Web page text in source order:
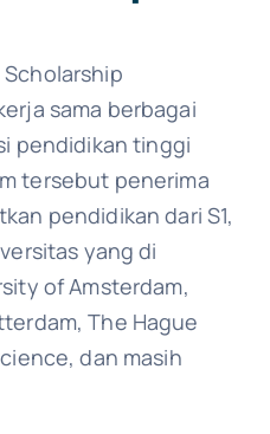
Scholarship
sama berbagai
pendidikan tinggi
tersebut penerima
pendidikan dari S1,
yang di
of Amsterdam,
The Hague
dan masih